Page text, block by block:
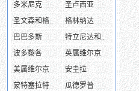
多米尼克
圣卢西亚
圣文森和格..
格林纳达
巴巴多斯
特立尼达和..
波多黎各
英属维尔京
美属维尔京
安圭拉
蒙特塞拉特
瓜德罗普